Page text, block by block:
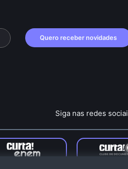
Quero receber novidades
Siga nas redes